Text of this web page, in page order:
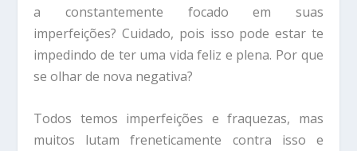
a constantemente focado em suas
imperfeições? Cuidado, pois isso pode estar te
impedindo de ter uma vida feliz e plena. Por que
se olhar de nova negativa?
Todos temos imperfeições e fraquezas, mas
muitos lutam freneticamente contra isso e